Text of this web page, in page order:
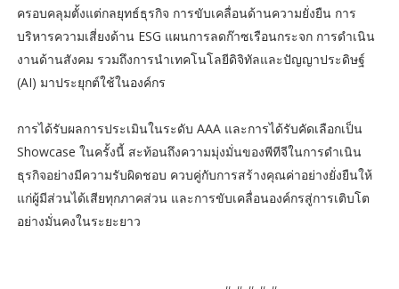
ครอบคลุมตั้งแต่กลยุทธ์ธุรกิจ การขับเคลื่อนด้านความยั่งยืน การ
บริหารความเสี่ยงด้าน ESG แผนการลดก๊าซเรือนกระจก การดำเนิน
งานด้านสังคม รวมถึงการนำเทคโนโลยีดิจิทัลและปัญญาประดิษฐ์
(AI) มาประยุกต์ใช้ในองค์กร
การได้รับผลการประเมินในระดับ AAA และการได้รับคัดเลือกเป็น
Showcase ในครั้งนี้ สะท้อนถึงความมุ่งมั่นของพีทีจีในการดำเนิน
ธุรกิจอย่างมีความรับผิดชอบ ควบคู่กับการสร้างคุณค่าอย่างยั่งยืนให้
แก่ผู้มีส่วนได้เสียทุกภาคส่วน และการขับเคลื่อนองค์กรสู่การเติบโต
อย่างมั่นคงในระยะยาว